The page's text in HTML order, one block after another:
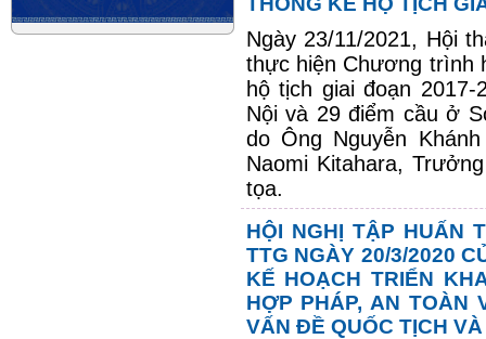
Ngày 23/11/2021, Hội
thực hiện Chương trình
hộ tịch giai đoạn
Nội và 29 điểm cầu ở
do Ông Nguyễn
Naomi Kitahara,
tọa.
HỘI NGHỊ TẬP HUẤN
TTG NGÀY 20/3/2020
KẾ HOẠCH TRIỂN
HỢP PHÁP, AN TOÀN
VẤN ĐỀ QUỐC TỊCH